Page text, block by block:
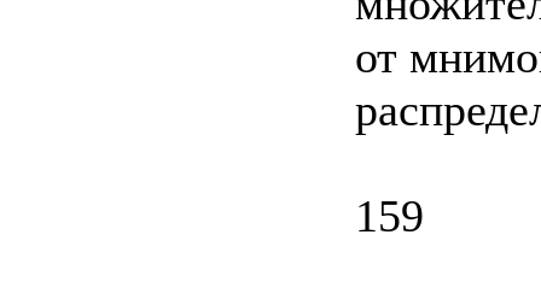
от
159